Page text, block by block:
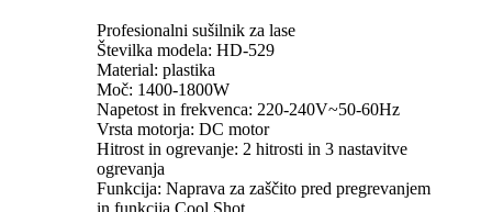
Profesionalni sušilnik za lase
Številka modela: HD-529
Material: plastika
Moč: 1400-1800W
Napetost in frekvenca: 220-240V~50-60Hz
Vrsta motorja: DC motor
Hitrost in ogrevanje: 2 hitrosti in 3 nastavitve
ogrevanja
Funkcija: Naprava za zaščito pred pregrevanjem
in funkcija Cool Shot